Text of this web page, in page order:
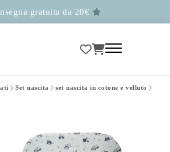
gratuita da 20€
Set nascita set nascita in cotone e velluto